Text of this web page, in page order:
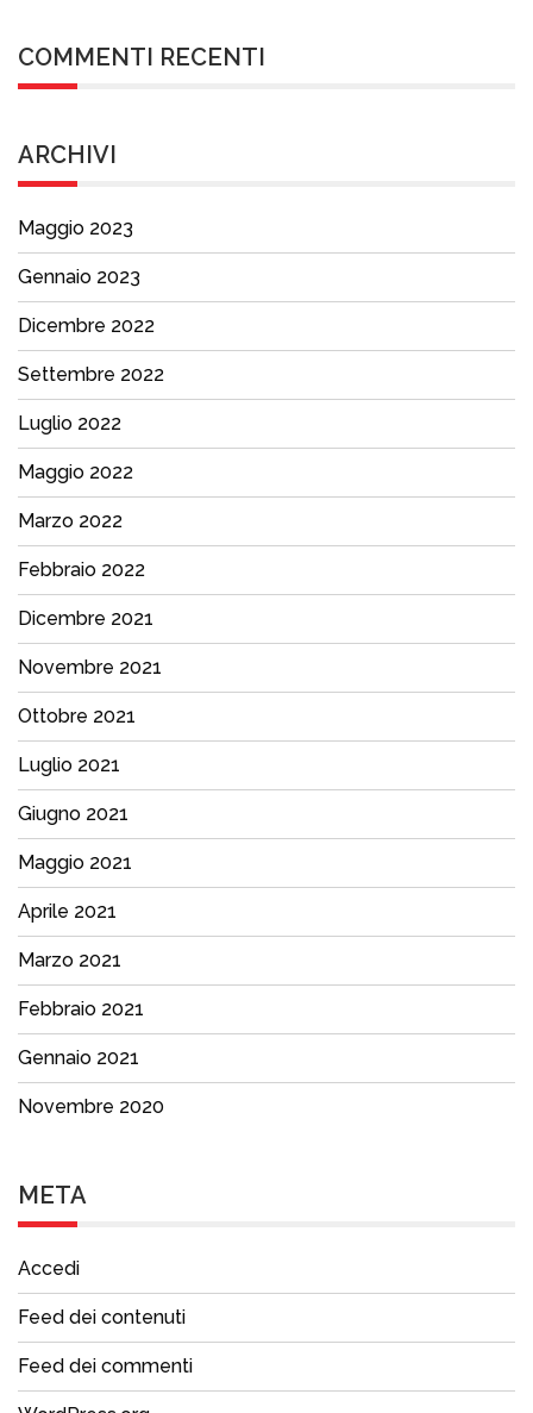
COMMENTI RECENTI
ARCHIVI
Maggio 2023
Gennaio 2023
Dicembre 2022
Settembre 2022
Luglio 2022
Maggio 2022
Marzo 2022
Febbraio 2022
Dicembre 2021
Novembre 2021
Ottobre 2021
Luglio 2021
Giugno 2021
Maggio 2021
Aprile 2021
Marzo 2021
Febbraio 2021
Gennaio 2021
Novembre 2020
META
Accedi
Feed dei contenuti
Feed dei commenti